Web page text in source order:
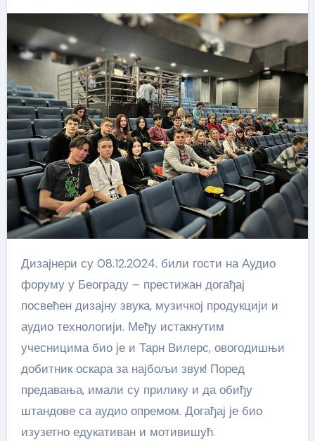
Дизајнери су 08.12.2024. били гости на Аудио
форуму у Београду – престижан догађај
посвећен дизајну звука, музичкој продукцији и
аудио технологији. Међу истакнутим
учесницима био је и Тарн Вилерс, овогодишњи
добитник оскара за најбољи звук! Поред
предавања, имали су прилику и да обиђу
штандове са аудио опремом. Догађај је био
изузетно едукативан и мотивишућ.